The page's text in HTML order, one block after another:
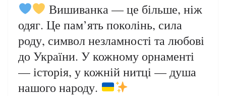
Вишиванка — це більше, ніж
одяг. Це пам’ять поколінь, сила
роду, символ незламності та любові
до України. У кожному орнаменті
— історія, у кожній нитці — душа
нашого народу.